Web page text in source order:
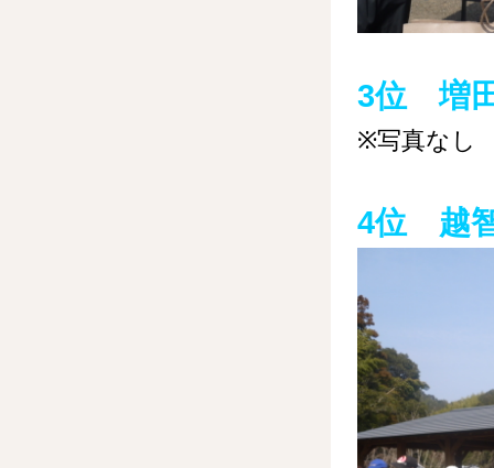
3位 増
※写真なし
4位 越